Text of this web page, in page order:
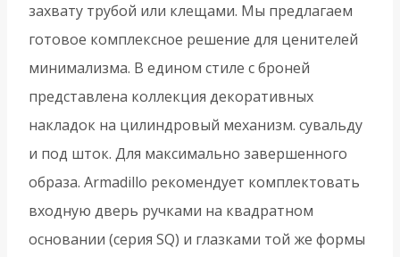
захвату трубой или клещами. Мы предлагаем
готовое комплексное решение для ценителей
минимализма. В едином стиле с броней
представлена коллекция декоративных
накладок на цилиндровый механизм. сувальду
и под шток. Для максимально завершенного
образа. Armadillo рекомендует комплектовать
входную дверь ручками на квадратном
основании (серия SQ) и глазками той же формы